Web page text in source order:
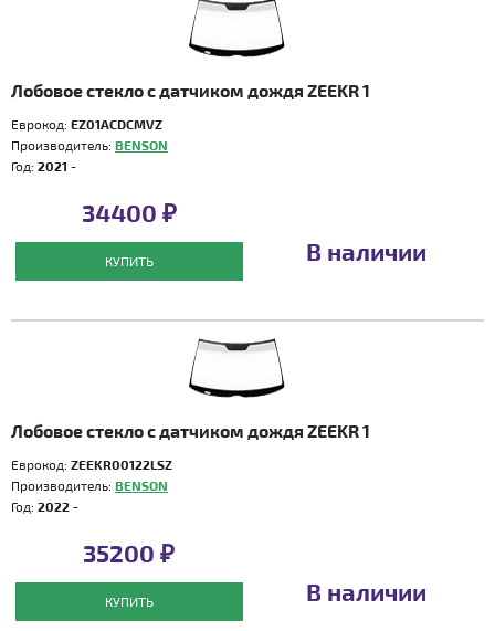
Лобовое стекло с датчиком дождя ZEEKR 1
Еврокод: EZ01ACDCMVZ
Производитель: BENSON
Год: 2021 -
34400 ₽
КУПИТЬ В наличии
Лобовое стекло с датчиком дождя ZEEKR 1
Еврокод: ZEEKR00122LSZ
Производитель: BENSON
Год: 2022 -
35200 ₽
КУПИТЬ В наличии